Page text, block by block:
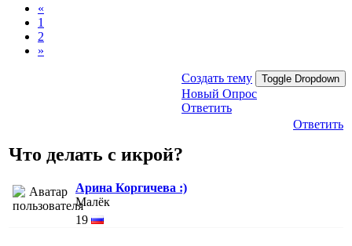
«
1
2
»
Создать тему Toggle Dropdown
Новый Опрос
Ответить
Ответить
Что делать с икрой?
Арина Коргичева :)
Малёк
19